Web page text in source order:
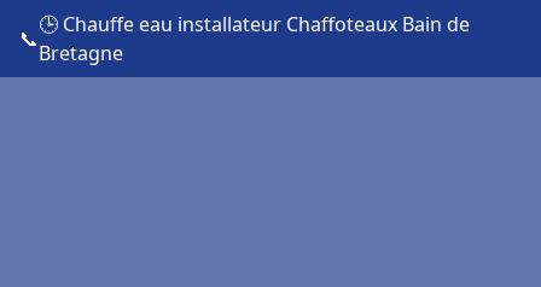
📞
🕒 Chauffe eau installateur Chaffoteaux Bain de
Bretagne